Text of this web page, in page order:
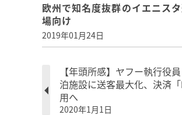
欧州で知名度抜群のイエニス
場向け
2019年01月24日
【年頭所感】ヤフー執行
泊施設に送客最大化、決済
用へ
2020年1月1日